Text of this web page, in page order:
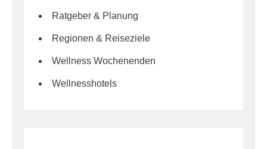
Ratgeber & Planung
Regionen & Reiseziele
Wellness Wochenenden
Wellnesshotels